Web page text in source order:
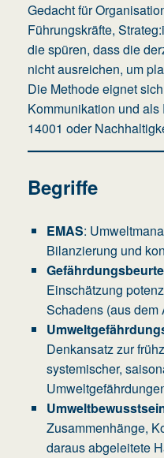
Gedacht für
Führungskräfte,
die spüren, dass die
nicht ausreichen, um
Die Methode eignet
Kommunikation und
14001 oder
Begriffe
EMAS:
Bilanzierung und
Einschätzung
Schadens (aus dem
Denkansatz zur
systemischer,
Zusammenhänge,
daraus abgeleitete